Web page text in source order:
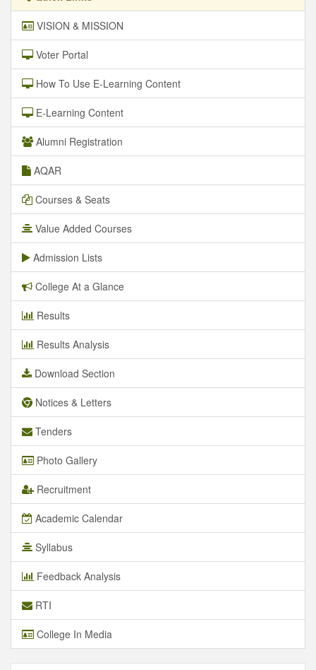
VISION & MISSION
Voter Portal
How To Use E-Learning Content
E-Learning Content
Alumni Registration
AQAR
Courses & Seats
Value Added Courses
Admission Lists
College At a Glance
Results
Results Analysis
Download Section
Notices & Letters
Tenders
Photo Gallery
Recruitment
Academic Calendar
Syllabus
Feedback Analysis
RTI
College In Media